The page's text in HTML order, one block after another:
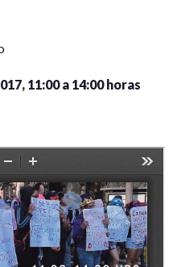
11:00 a 14:00 horas